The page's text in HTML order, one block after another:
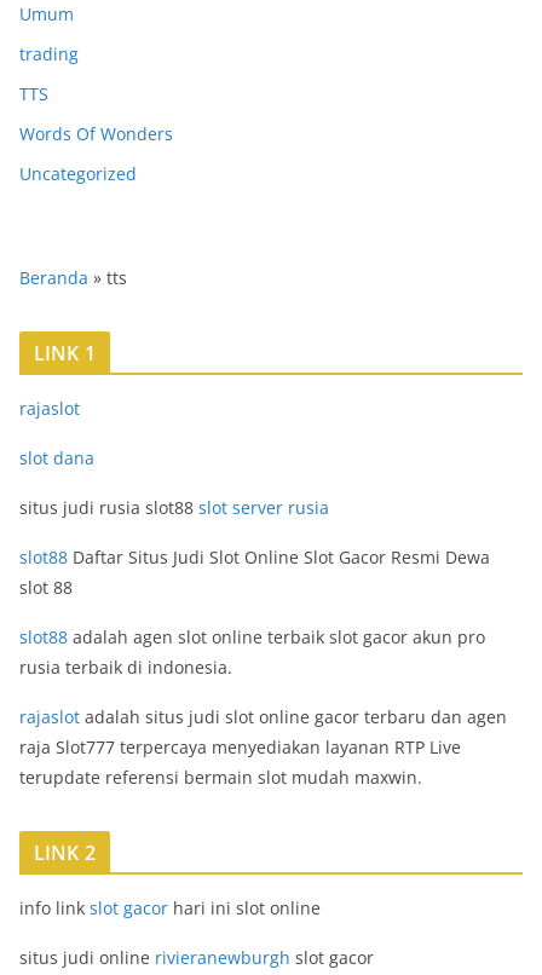
Umum
trading
TTS
Words Of Wonders
Uncategorized
Beranda » tts
LINK 1
rajaslot
slot dana
situs judi rusia slot88 slot server rusia
slot88 Daftar Situs Judi Slot Online Slot Gacor Resmi Dewa
slot 88
slot88 adalah agen slot online terbaik slot gacor akun pro
rusia terbaik di indonesia.
rajaslot adalah situs judi slot online gacor terbaru dan agen
raja Slot777 terpercaya menyediakan layanan RTP Live
terupdate referensi bermain slot mudah maxwin.
LINK 2
info link slot gacor hari ini slot online
situs judi online rivieranewburgh slot gacor